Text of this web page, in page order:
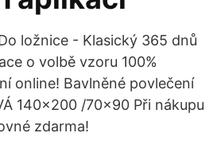
ložnice - Klasický 365 dnů
o volbě vzoru 100%
online! Bavlněné povlečení
140x200 /70x90 Při nákupu
zdarma!